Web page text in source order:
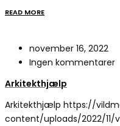
READ MORE
november 16, 2022
Ingen kommentarer
Arkitekthjælp
Arkitekthjælp https://
content/uploads/2022/11/